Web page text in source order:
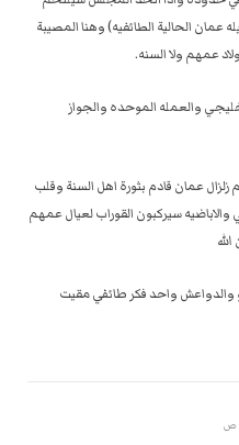
عمان الحالية الطائفيه) وهنا المصيبة
عمهم ولا السنه.
والعمله الموحده والجواز
عمان قادم بثورة اهل السنة وقلب
سيركبون القوراب لعيال عمهم
والدواعش واحد فكر طائفي مقيت